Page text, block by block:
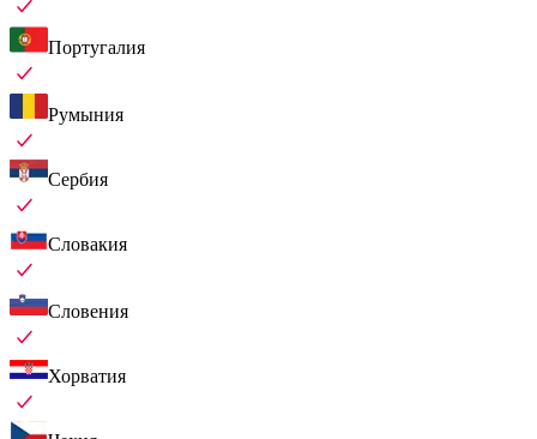
Португалия
Румыния
Сербия
Словакия
Словения
Хорватия